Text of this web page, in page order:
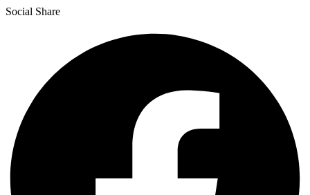
Social Share